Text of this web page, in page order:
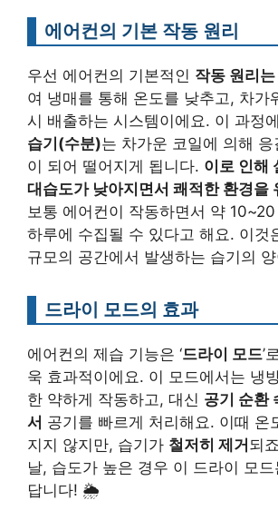
에어컨의 기본 작동 원리
우선 에어컨의 기본적인 작동 원리는
여 냉매를 통해 온도를 낮추고, 차가
시 배출하는 시스템이에요. 이 과정
습기(수분)는 차가운 코일에 의해
이 되어 떨어지게 됩니다. 이로 인해
대습도가 낮아지면서 쾌적한 환경을
보통 에어컨이 작동하면서 약
하루에 수집될 수 있다고 해요. 이것
규모의 공간에서 발생하는 습기의
드라이 모드의 효과
에어컨의 제습 기능은 ‘드라이 모드’
욱 효과적이에요. 이 모드에서는 냉
한 약하게 작동하고, 대신 공기 순환
서 공기를 빠르게 처리해요. 이때 온
지지 않지만, 습기가 철저히 제거되
날, 습도가 높은 경우 이 드라이 모
답니다! 🌦️